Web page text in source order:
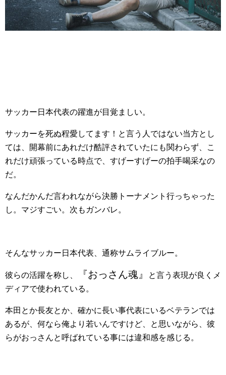
サッカー日本代表の躍進が目覚ましい。
サッカーを死ぬ程愛してます！と言う人ではない当方とし
ては、開幕前にあれだけ酷評されていたにも関わらず、こ
れだけ頑張っている時点で、すげーすげーの拍手喝采なの
だ。
なんだかんだ言われながら決勝トーナメント行っちゃった
し。マジすごい。次もガンバレ。
そんなサッカー日本代表、通称サムライブルー。
彼らの活躍を称し、 『おっさん魂』
と言う表現が良くメ
ディアで使われている。
本田とか長友とか、確かに長い事代表にいるベテランでは
あるが、何なら俺より若いんですけど、と思いながら、彼
らがおっさんと呼ばれている事には違和感を感じる。